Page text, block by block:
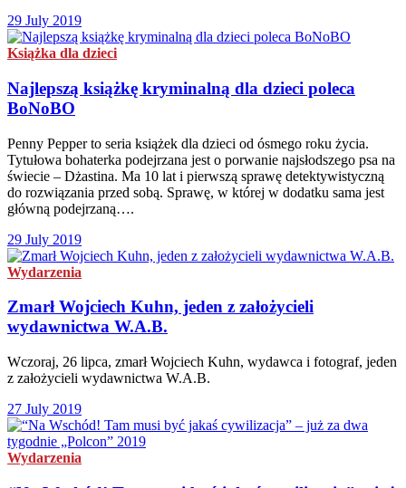
29 July 2019
Książka dla dzieci
Najlepszą książkę kryminalną dla dzieci poleca
BoNoBO
Penny Pepper to seria książek dla dzieci od ósmego roku życia.
Tytułowa bohaterka podejrzana jest o porwanie najsłodszego psa na
świecie – Dżastina. Ma 10 lat i pierwszą sprawę detektywistyczną
do rozwiązania przed sobą. Sprawę, w której w dodatku sama jest
główną podejrzaną….
29 July 2019
Wydarzenia
Zmarł Wojciech Kuhn, jeden z założycieli
wydawnictwa W.A.B.
Wczoraj, 26 lipca, zmarł Wojciech Kuhn, wydawca i fotograf, jeden
z założycieli wydawnictwa W.A.B.
27 July 2019
Wydarzenia